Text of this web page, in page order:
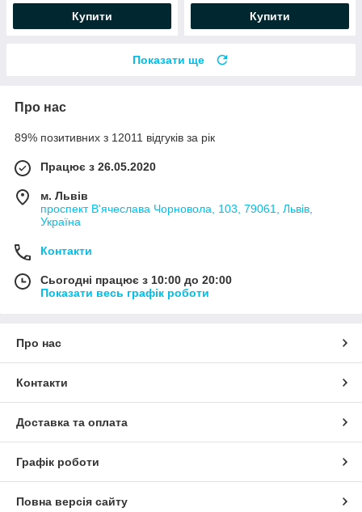
Купити Купити
Показати ще
Про нас
89% позитивних з 12011 відгуків за рік
Працює з 26.05.2020
м. Львів
проспект В'ячеслава Чорновола, 103, 79061, Львів,
Україна
Контакти
Сьогодні працює з 10:00 до 20:00
Показати весь графік роботи
Про нас
Контакти
Доставка та оплата
Графік роботи
Повна версія сайту